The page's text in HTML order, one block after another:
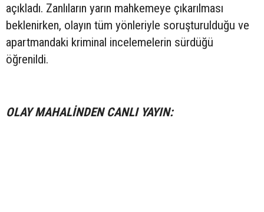
açıkladı. Zanlıların yarın mahkemeye çıkarılması
beklenirken, olayın tüm yönleriyle soruşturulduğu ve
apartmandaki kriminal incelemelerin sürdüğü
öğrenildi.
OLAY MAHALİNDEN CANLI YAYIN: